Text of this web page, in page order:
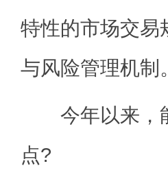
特性的市场交易
与风险管理机制。
今年以来，能
点?